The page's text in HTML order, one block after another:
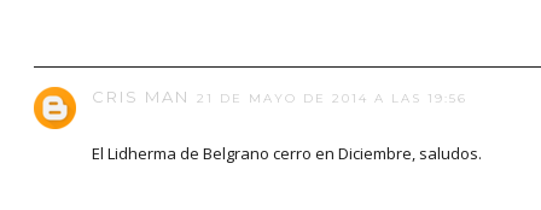
CRIS MAN 21 DE MAYO DE 2014 A LAS 19:56
El Lidherma de Belgrano cerro en Diciembre, saludos.